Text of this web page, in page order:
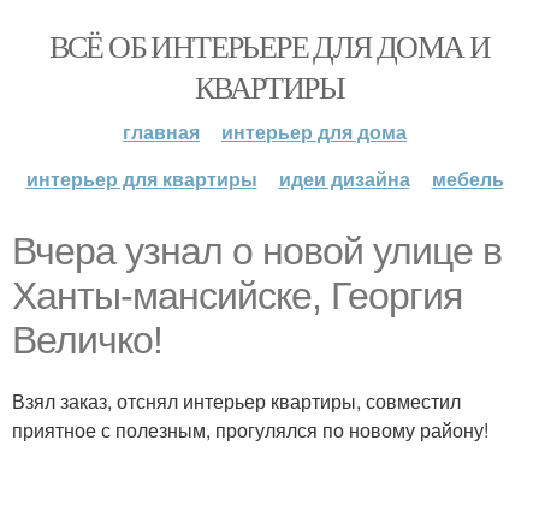
ВСЁ ОБ ИНТЕРЬЕРЕ ДЛЯ ДОМА И
КВАРТИРЫ
главная
интерьер для дома
интерьер для квартиры
идеи дизайна мебель
Вчера узнал о новой улице в
Ханты-мансийске, Георгия
Величко!
Взял заказ, отснял интерьер квартиры, совместил
приятное с полезным, прогулялся по новому району!